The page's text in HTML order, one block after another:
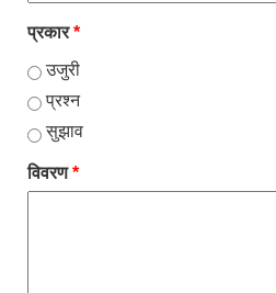
प्रकार*
उजुरी
प्रश्न
सुझाव
विवरण*